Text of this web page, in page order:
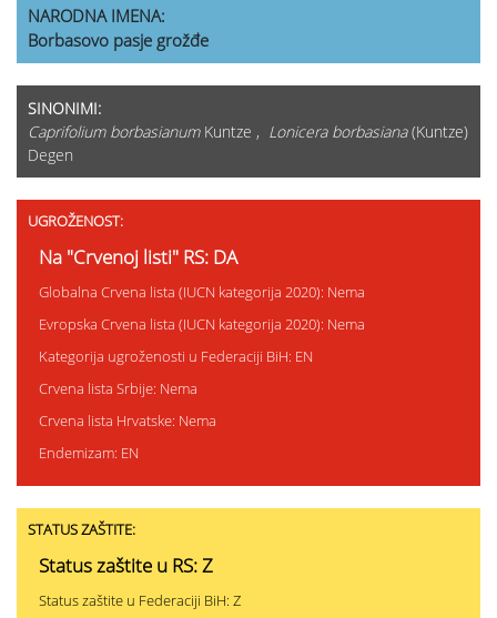
NARODNA IMENA:
Borbasovo pasje grožđe
SINONIMI:
Caprifolium borbasianumKuntze , Lonicera borbasiana(Kuntze)
Degen
UGROŽENOST:
Na "Crvenoj listi" RS: DA
Globalna Crvena lista (IUCN kategorija 2020): Nema
Evropska Crvena lista (IUCN kategorija 2020): Nema
Kategorija ugroženosti u Federaciji BiH: EN
Crvena lista Srbije: Nema
Crvena lista Hrvatske: Nema
Endemizam: EN
STATUS ZAŠTITE:
Status zaštite u RS: Z
Status zaštite u Federaciji BiH: Z